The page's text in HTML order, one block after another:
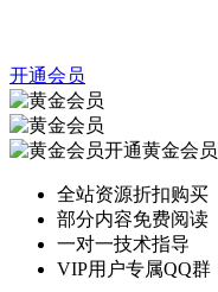
开通会员
开通黄金会员
全站资源折扣购买
部分内容免费阅读
一对一技术指导
VIP用户专属QQ群